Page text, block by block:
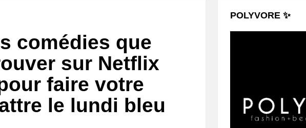
comédies que
sur Netflix
faire votre
le lundi bleu
POLYVORE ✨